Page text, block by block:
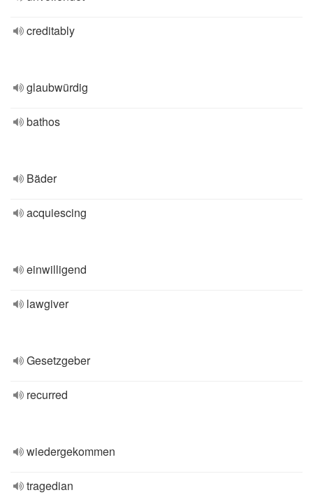
creditably
glaubwürdig
bathos
Bäder
acquiescing
einwilligend
lawgiver
Gesetzgeber
recurred
wiedergekommen
tragedian